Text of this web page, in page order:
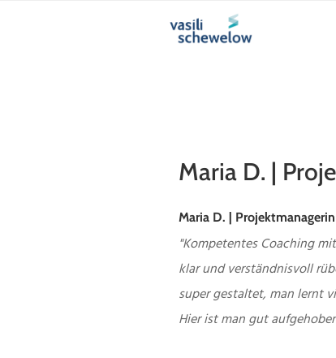
Maria D. |
Maria D. | Projektmanagerin
"Kompetentes Coaching
klar und verständnisvoll
super gestaltet, man lernt
Hier ist man gut